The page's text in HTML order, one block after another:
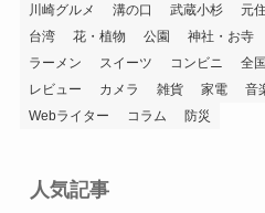
川崎グルメ
溝の口 武蔵小杉 元
台湾
花・植物 公園 神社・お寺
ラーメン
スイーツ コンビニ 全
レビュー
カメラ 雑貨 家電 音
Webライター
コラム 防災
人気記事